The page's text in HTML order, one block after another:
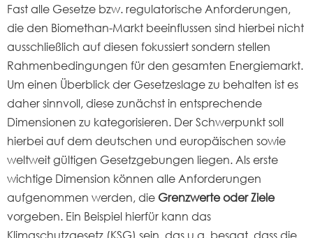
Fast alle Gesetze bzw. regulatorische Anforderungen,
die den Biomethan-Markt beeinflussen sind hierbei nicht
ausschließlich auf diesen fokussiert sondern stellen
Rahmenbedingungen für den gesamten Energiemarkt.
Um einen Überblick der Gesetzeslage zu behalten ist es
daher sinnvoll, diese zunächst in entsprechende
Dimensionen zu kategorisieren. Der Schwerpunkt soll
hierbei auf dem deutschen und europäischen sowie
weltweit gültigen Gesetzgebungen liegen. Als erste
wichtige Dimension können alle Anforderungen
aufgenommen werden, die Grenzwerte oder Ziele
vorgeben. Ein Beispiel hierfür kann das
Klimaschutzgesetz (KSG) sein, das u.a. besagt, dass die